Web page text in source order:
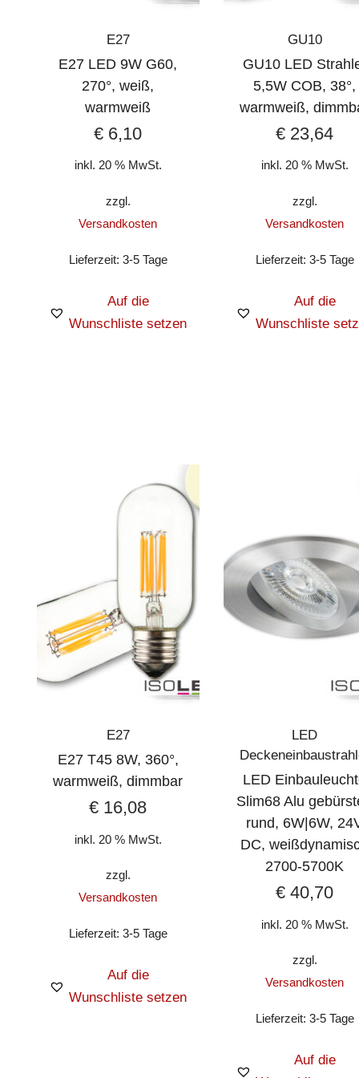
E27
E27 LED 9W G60,
270°, weiß,
warmweiß
€ 6,10
inkl. 20 % MwSt.
zzgl.
Versandkosten
Lieferzeit: 3-5 Tage
Auf die
Wunschliste setzen
GU10
GU10 LED
5,5W COB, 38°,
warmweiß,
€ 23,64
inkl. 20 % MwSt.
zzgl.
Versandkosten
Lieferzeit: 3-5 Tage
Auf die
Wunschliste
E27
E27 T45 8W, 360°,
warmweiß, dimmbar
€ 16,08
inkl. 20 % MwSt.
zzgl.
Versandkosten
Lieferzeit: 3-5 Tage
Auf die
Wunschliste setzen
LED
LED
Slim68 Alu
rund, 6W|6W,
DC,
2700-5700K
€ 40,70
inkl. 20 % MwSt.
zzgl.
Versandkosten
Lieferzeit: 3-5 Tage
Auf die